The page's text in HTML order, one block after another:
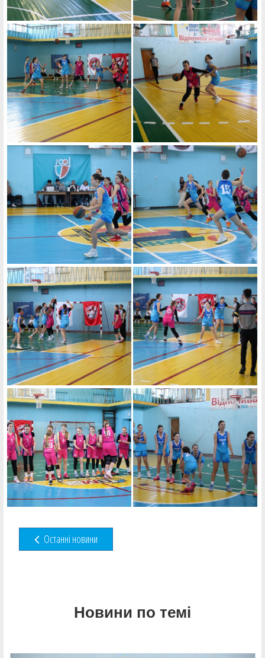
Останні новини
Новини по темі